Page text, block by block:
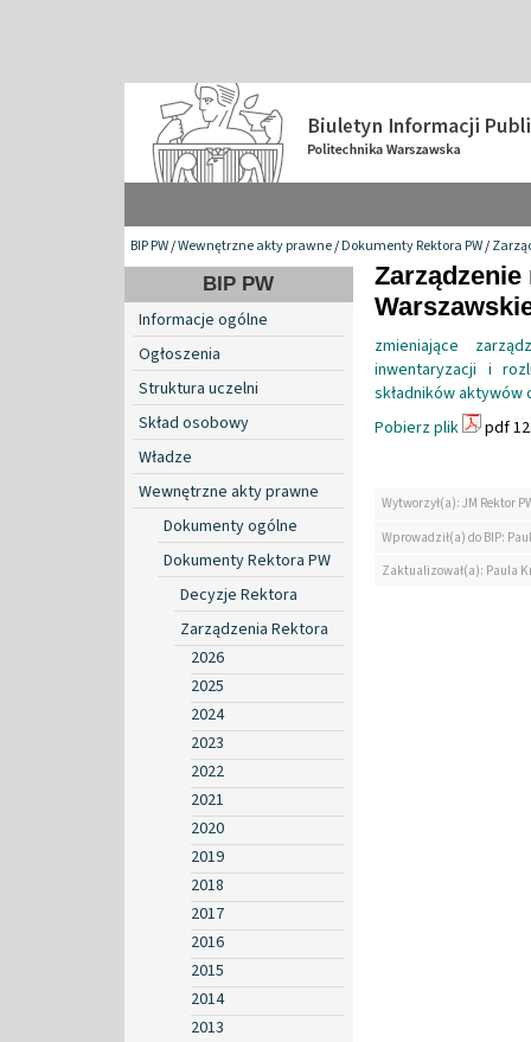
BIP PW/Wewnętrzne akty prawne/Dokumenty Rektora PW/
BIP PW
Informacje ogólne
Ogłoszenia
Struktura uczelni
Skład osobowy
Władze
Wewnętrzne akty prawne
Dokumenty ogólne
Dokumenty Rektora PW
Decyzje Rektora
Zarządzenia Rektora
2026
2025
2024
2023
2022
2021
2020
2019
2018
2017
2016
2015
2014
2013
zmieniające
inwentaryzacji i
składników
Pobierz plik
pdf
Wytworzył(a): JM Rektor
Wprowadził(a) do BIP:
Zaktualizował(a): Paula